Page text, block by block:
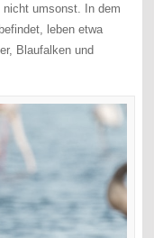
nicht umsonst. In dem
leben etwa
Blaufalken und